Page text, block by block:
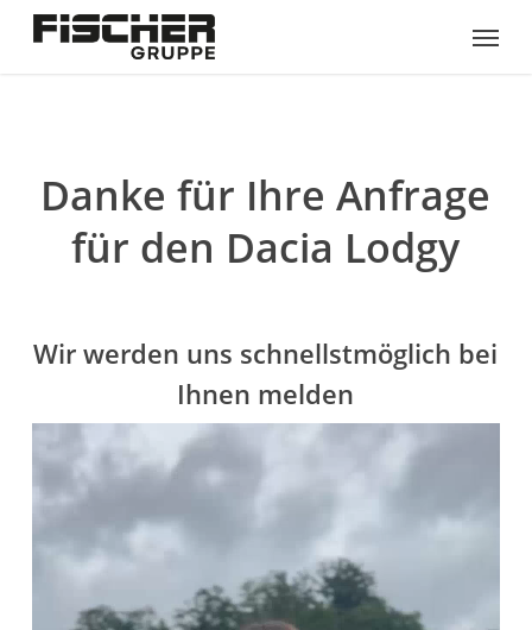
Menu
Danke für Ihre Anfrage
für den Dacia Lodgy
Wir werden uns schnellstmöglich bei
Ihnen melden